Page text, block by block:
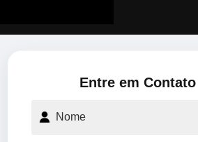
Entre em Contato